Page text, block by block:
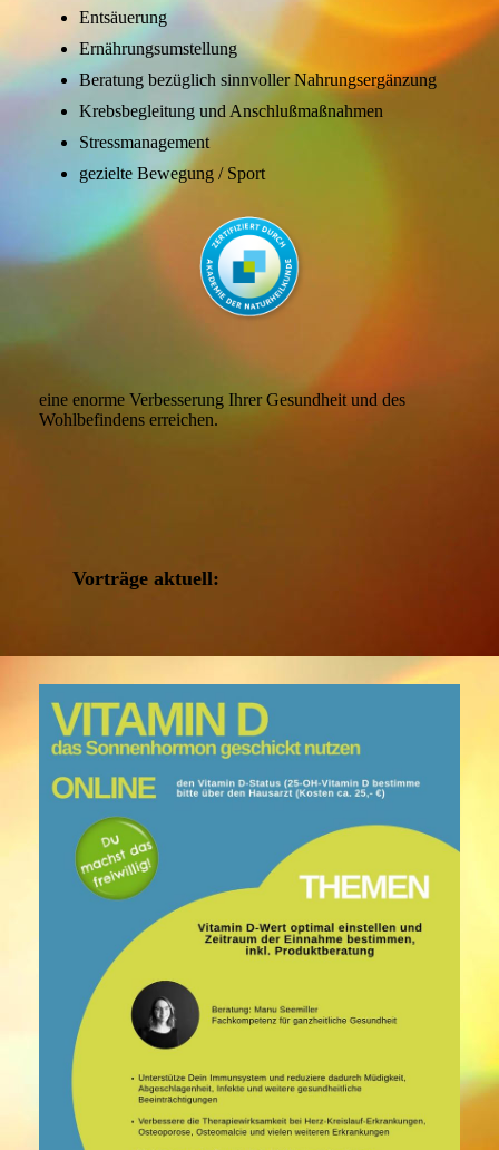
Entsäuerung
Ernährungsumstellung
Beratung bezüglich sinnvoller Nahrungsergänzung
Krebsbegleitung und Anschlußmaßnahmen
Stressmanagement
gezielte Bewegung / Sport
eine enorme Verbesserung Ihrer Gesundheit und des
Wohlbefindens erreichen.
Vorträge aktuell: